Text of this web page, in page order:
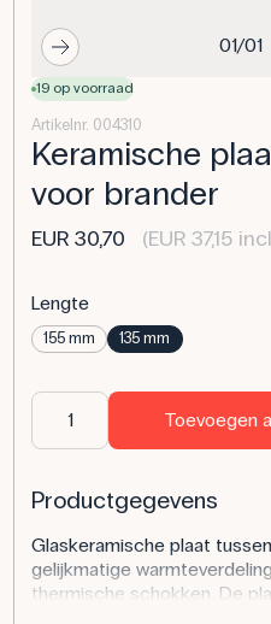
01/01
19 op voorraad
Artikelnr. 004310
Keramische
voor brander
EUR 30,70 (EUR 37,15
Lengte
155 mm 135 mm
Toevoegen
Productgegevens
Glaskeramische plaat
gelijkmatige
thermische schokken. De